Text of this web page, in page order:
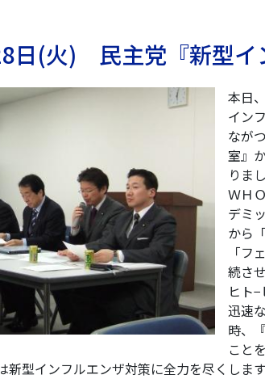
日(火) 民主党『新型イ
本日
イン
なが
室』
りま
ＷＨ
デミ
から
「フ
続さ
ヒト
迅速
時、
こと
新型インフルエンザ対策に全力を尽くします